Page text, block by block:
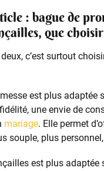
: bague de
que
c’est surtout
est plus adaptée
une envie de
mariage. Elle permet
souple, plus
est plus adaptée